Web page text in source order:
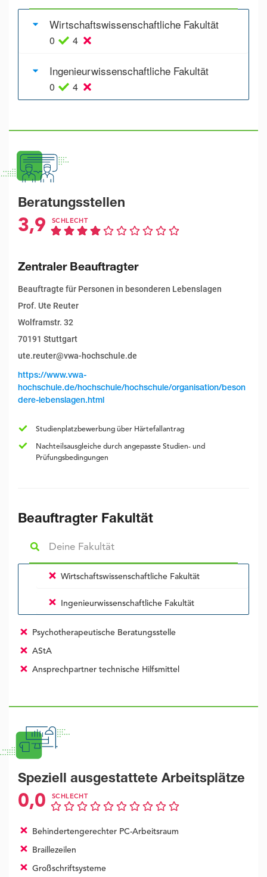
Wirtschaftswissenschaftliche Fakultät
0 4
Ingenieurwissenschaftliche Fakultät
0 4
Beratungsstellen
3,9 SCHLECHT
Zentraler Beauftragter
Beauftragte für Personen in besonderen Lebenslagen
Prof. Ute Reuter
Wolframstr. 32
70191 Stuttgart
ute.reuter@vwa-hochschule.de
https://www.vwa-
hochschule.de/hochschule/hochschule/organisation/beson
dere-lebenslagen.html
Studienplatzbewerbung über Härtefallantrag
Nachteilsausgleiche durch angepasste Studien- und
Prüfungsbedingungen
Beauftragter Fakultät
Wirtschaftswissenschaftliche Fakultät
Ingenieurwissenschaftliche Fakultät
Psychotherapeutische Beratungsstelle
AStA
Ansprechpartner technische Hilfsmittel
Speziell ausgestattete Arbeitsplätze
0,0 SCHLECHT
Behindertengerechter PC-Arbeitsraum
Braillezeilen
Großschriftsysteme